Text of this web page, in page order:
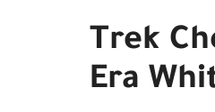
Trek
Era